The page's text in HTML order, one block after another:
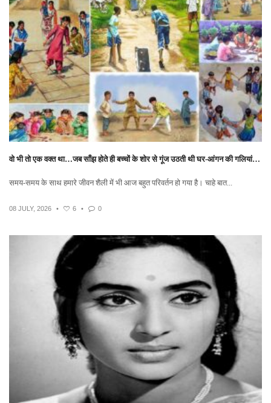
वो भी तो एक वक्त था…जब साँझ होते ही बच्चों के शोर से गूंज उठती थी घर-आंगन की गलियां…
समय-समय के साथ हमारे जीवन शैली में भी आज बहुत परिवर्तन हो गया है। चाहे बात...
08 JULY, 2026 • 6 • 0